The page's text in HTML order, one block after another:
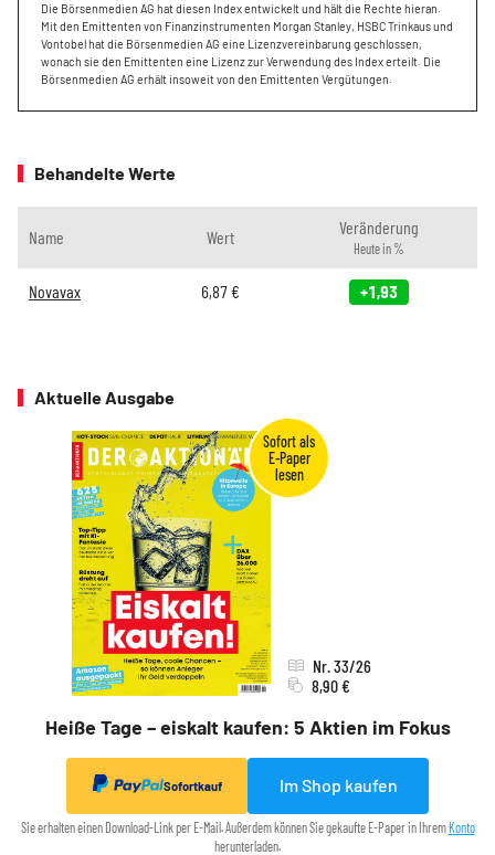
Die Börsenmedien AG hat diesen Index entwickelt und hält die Rechte hieran.
Mit den Emittenten von Finanzinstrumenten Morgan Stanley, HSBC Trinkaus und
Vontobel hat die Börsenmedien AG eine Lizenzvereinbarung geschlossen,
wonach sie den Emittenten eine Lizenz zur Verwendung des Index erteilt. Die
Börsenmedien AG erhält insoweit von den Emittenten Vergütungen.
Behandelte Werte
Name Wert Veränderung
Heute in %
Novavax 6,87 € +1,93
Aktuelle Ausgabe
Heiße Tage – eiskalt kaufen: 5 Aktien im Fokus
Nr. 33/26
8,90 €
Sofortkauf Im Shop kaufen
Sie erhalten einen Download-Link per E-Mail. Außerdem können Sie gekaufte E-Paper in IhremKonto
herunterladen.